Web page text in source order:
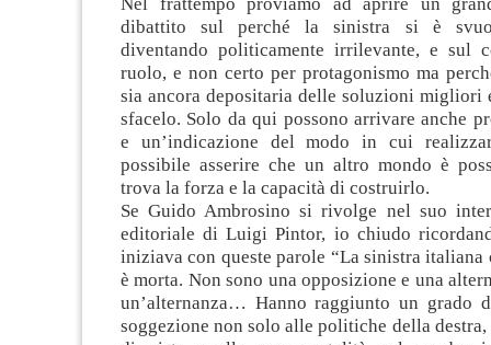
dibattito sul perché la sinistra si è
diventando politicamente irrilevante, e sul
ruolo, e non certo per protagonismo ma
sia ancora depositaria delle soluzioni migliori
sfacelo. Solo da qui possono arrivare anche
e un’indicazione del modo in cui
possibile asserire che un altro mondo è
trova la forza e la capacità di costruirlo.
Se Guido Ambrosino si rivolge nel suo
editoriale di Luigi Pintor, io chiudo
iniziava con queste parole “La sinistra italiana
è morta. Non sono una opposizione e una
un’alternanza… Hanno raggiunto un grado
soggezione non solo alle politiche della destra,